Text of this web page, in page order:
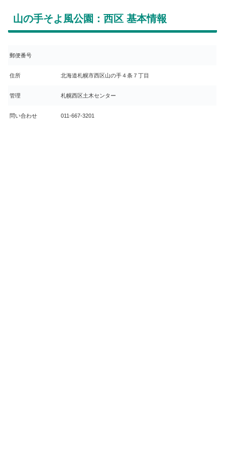
山の手そよ風公園：西区 基本情報
郵便番号
住所 北海道札幌市西区山の手４条７丁目
管理 札幌西区土木センター
問い合わせ 011-667-3201